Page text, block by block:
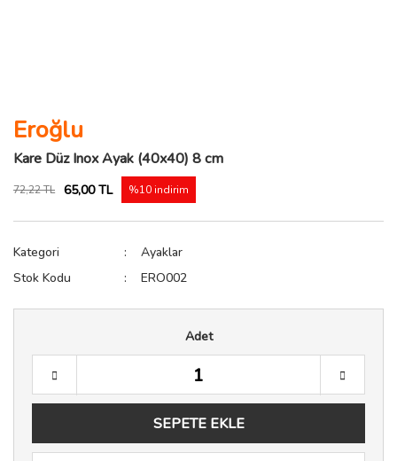
Eroğlu
Kare Düz Inox Ayak (40x40) 8 cm
72,22 TL 65,00 TL %10 indirim
Kategori
Ayaklar
Stok Kodu
ERO002
Adet
SEPETE EKLE